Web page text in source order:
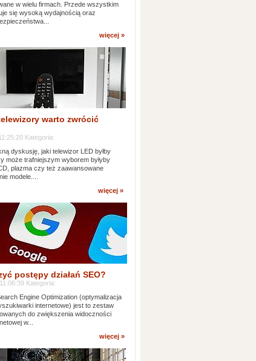
w wielu firmach. Przede wszystkim
się wysoką wydajnością oraz
więcej »
warto zwrócić
Kategoria:
dyskusję, jaki telewizor LED byłby
może trafniejszym wyborem byłyby
plazma czy też zaawansowane
modele....
więcej »
postępy działań SEO?
Kategoria:
Engine Optimization (optymalizacja
internetowe) jest to zestaw
do zwiększenia widoczności
w...
więcej »